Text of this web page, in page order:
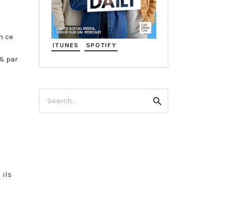
ce
par
ils
ITUNES SPOTIFY
for:
Search